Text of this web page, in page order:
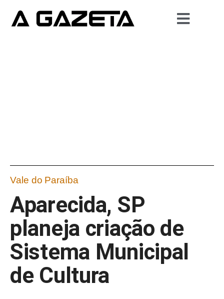
Vale do Paraíba
Aparecida, SP
planeja criação de
Sistema Municipal
de Cultura